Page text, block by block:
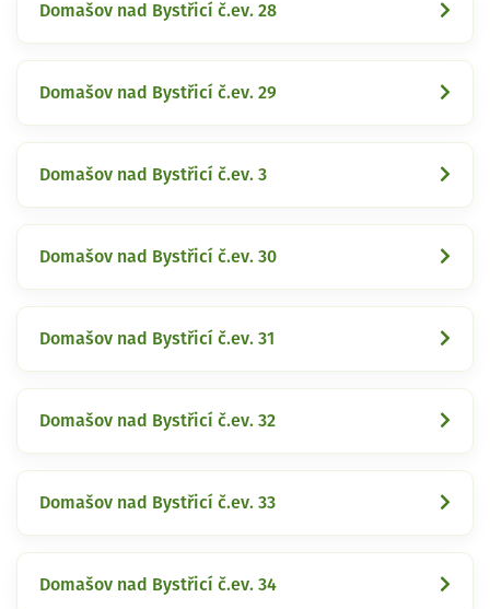
Domašov nad Bystřicí č.ev. 28
Domašov nad Bystřicí č.ev. 29
Domašov nad Bystřicí č.ev. 3
Domašov nad Bystřicí č.ev. 30
Domašov nad Bystřicí č.ev. 31
Domašov nad Bystřicí č.ev. 32
Domašov nad Bystřicí č.ev. 33
Domašov nad Bystřicí č.ev. 34